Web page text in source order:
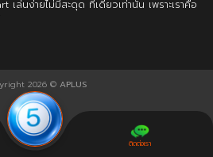
ล่นง่ายไม่มีสะดุด ที่เดียวเท่านั้น เพราะเราคือ
2026 © APLUS
ติดต่อเรา